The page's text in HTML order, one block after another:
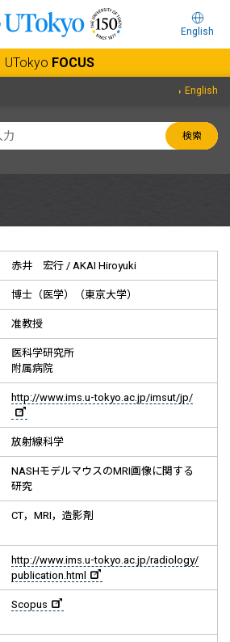
English
UTokyo FOCUS
English
検索
赤井 宏行 / AKAI Hiroyuki
博士（医学）（東京大学）
准教授
医科学研究所
附属病院
http://www.ims.u-tokyo.ac.jp/imsut/jp/
放射線科学
NASHモデルマウスのMRI画像に関する
研究
CT，MRI，造影剤
http://www.ims.u-tokyo.ac.jp/radiology/
publication.html
Scopus